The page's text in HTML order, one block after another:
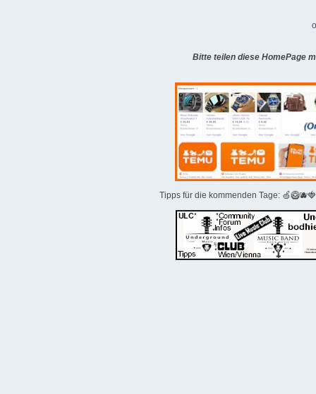
Bitte teilen diese HomePage
Tipps für die kommenden Tage: